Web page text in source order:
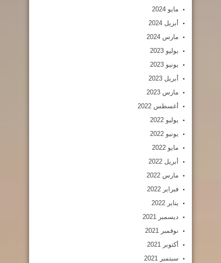
مايو 2024
أبريل 2024
مارس 2024
يوليو 2023
يونيو 2023
أبريل 2023
مارس 2023
أغسطس 2022
يوليو 2022
يونيو 2022
مايو 2022
أبريل 2022
مارس 2022
فبراير 2022
يناير 2022
ديسمبر 2021
نوفمبر 2021
أكتوبر 2021
سبتمبر 2021